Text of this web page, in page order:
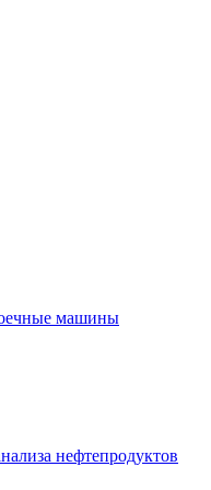
машины
нефтепродуктов